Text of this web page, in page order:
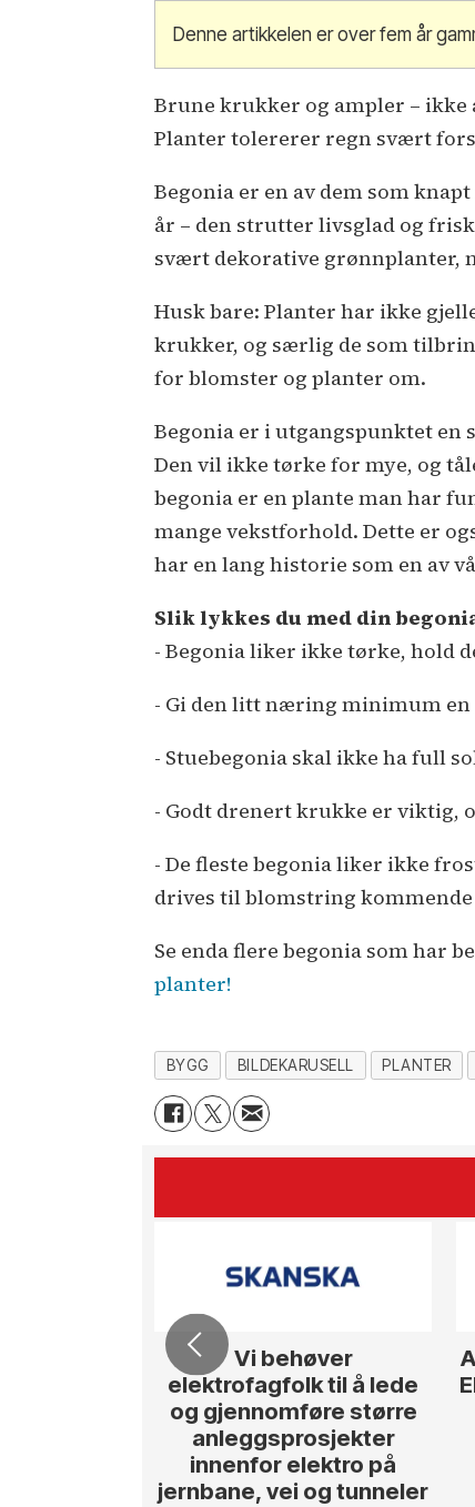
Denne artikkelen er over fem år
Brune krukker og ampler –
Planter tolererer regn svært
Begonia er en av dem som
år – den strutter livsglad og
svært dekorative grønnplanter,
Husk bare: Planter har ikke
krukker, og særlig de som
for blomster og planter om.
Begonia er i utgangspunktet en
Den vil ikke tørke for mye, og
begonia er en plante man har
mange vekstforhold. Dette er
har en lang historie som en av
Slik lykkes du med din
- Begonia liker ikke tørke, hold
- Gi den litt næring minimum en
- Stuebegonia skal ikke ha full
- Godt drenert krukke er viktig,
- De fleste begonia liker ikke
drives til blomstring
Se enda flere begonia som har
planter!
BYGG BILDEKARUSELL PLANTER
Vi behøver
elektrofagfolk til å lede
og gjennomføre større
anleggsprosjekter
innenfor elektro på
jernbane, vei og tunneler